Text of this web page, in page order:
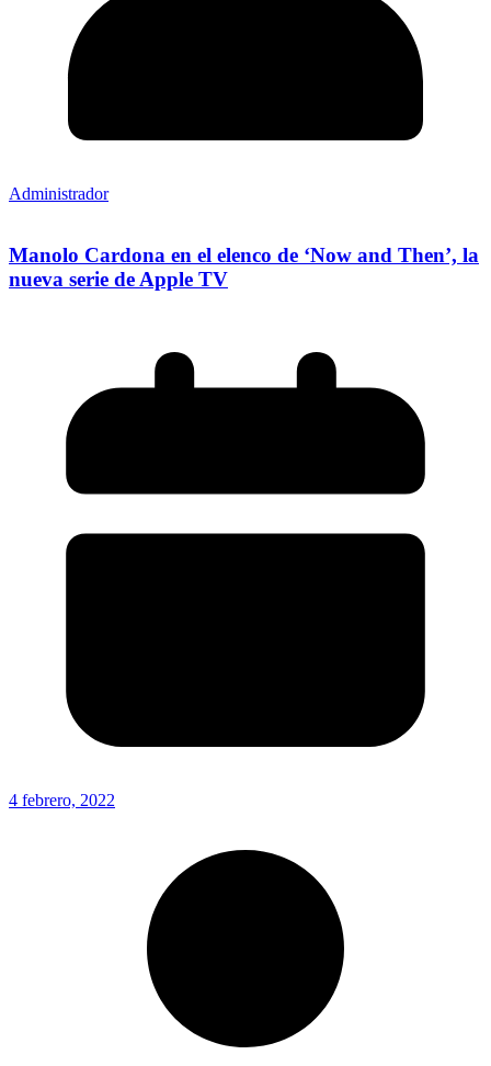
Administrador
Manolo Cardona en el elenco de ‘Now and Then’, la
nueva serie de Apple TV
4 febrero, 2022